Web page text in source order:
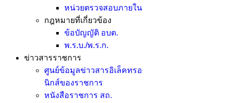
หน่วยตรวจสอบภายใน
กฎหมายที่เกี่ยวข้อง
ข้อบัญญัติ อบต.
พ.ร.บ./พ.ร.ก.
ข่าวสารราชการ
ศูนย์ข้อมูลข่าวสารอิเล็คทรอ
นิกส์ของราชการ
หนังสือราชการ สถ.